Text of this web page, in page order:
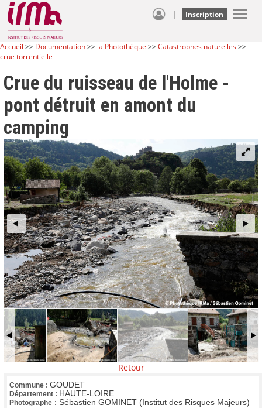
| Inscription
Accueil >> Documentation>> la Photothèque >>Catastrophes naturelles>>
crue torrentielle
Crue du ruisseau de l'Holme -
pont détruit en amont du
camping
Retour
Commune : GOUDET
Département : HAUTE-LOIRE
Photographe : Sébastien GOMINET (Institut des Risques Majeurs)